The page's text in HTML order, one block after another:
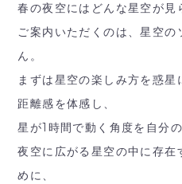
春の夜空にはどんな星空が見
ご案内いただくのは、星空の
ん。
まずは星空の楽しみ方を惑
距離感を体感し、
星が1時間で動く角度を自分
夜空に広がる星空の中に存在
めに、